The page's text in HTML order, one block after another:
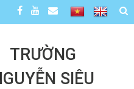
TRƯỜNG
SIÊU